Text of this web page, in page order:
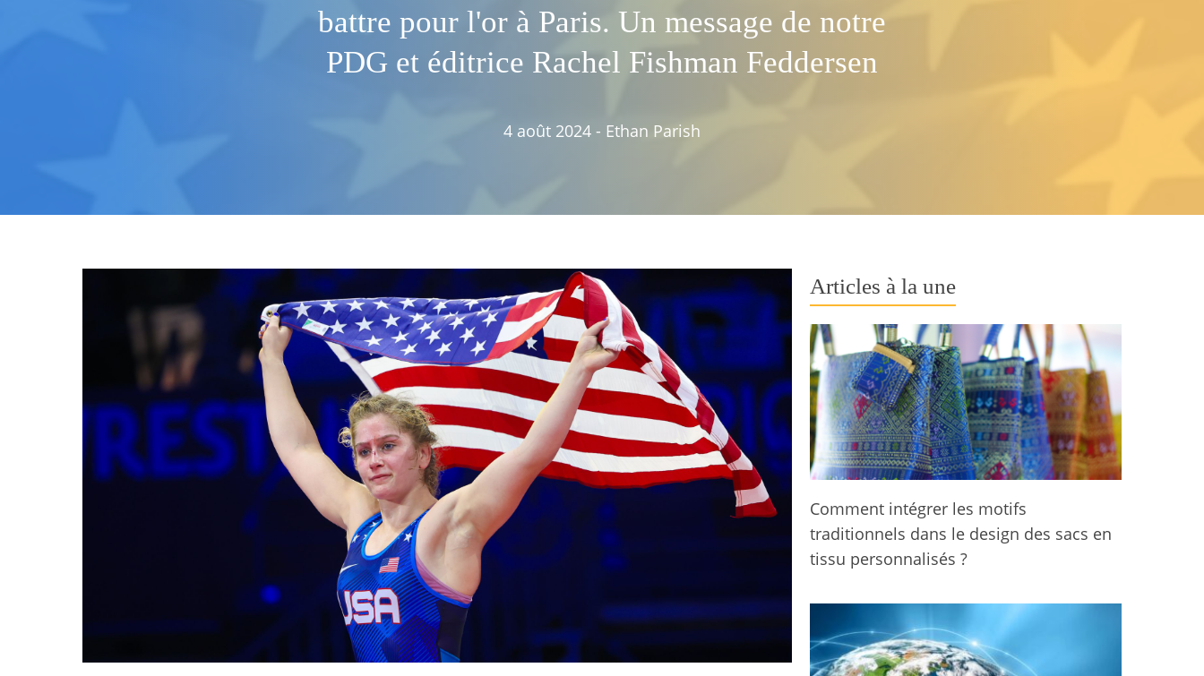
battre pour l'or à Paris. Un message de notre
PDG et éditrice Rachel Fishman Feddersen
4 août 2024 - Ethan Parish
Articles à la une
Comment intégrer les motifs
traditionnels dans le design des sacs en
tissu personnalisés ?